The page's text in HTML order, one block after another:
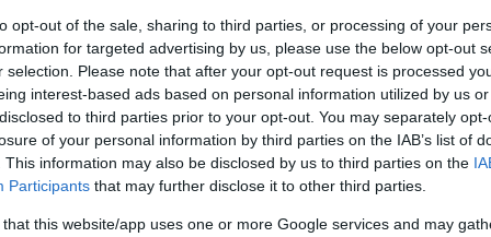
opt-out of the sale, sharing to third parties, or processing of your
for targeted advertising by us, please use the below opt-out
selection. Please note that after your opt-out request is processed
interest-based ads based on personal information utilized by us
to third parties prior to your opt-out. You may separately
of your personal information by third parties on the IAB’s list of
This information may also be disclosed by us to third parties on the
Participants that may further disclose it to other third parties.
that this website/app uses one or more Google services and may
συγκυρία σαρώνει τα μικρά και τα
τα πραγματικά, σκληρά διλήμματα.
ιδίως των αριστερών, δηλαδή εκείνων
τα συμφέροντα των λαϊκών στρωμάτων
κάθε ιστορικής περιόδου και να
απτά την καθημερινότητα της
πόρους, ισχύ και εξουσίες από τους
οι υπογράφοντες της ανακοίνωσης.
21:39
21:27
21:11